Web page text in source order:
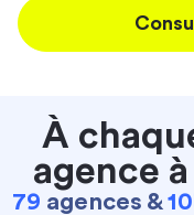
À
agence à
79 agences &